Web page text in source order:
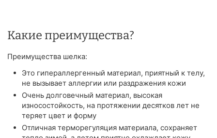
Какие преимущества?
Преимущества шелка:
Это гипераллергенный материал, приятный к телу,
не вызывает аллергии или раздражения кожи
Очень долговечный материал, высокая
износостойкость, на протяжении десятков лет не
теряет цвет и форму
Отличная терморегуляция материала, сохраняет